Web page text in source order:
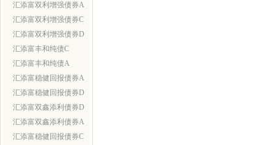
汇添富双利增强债券A
汇添富双利增强债券C
汇添富双利增强债券D
汇添富丰和纯债C
汇添富丰和纯债A
汇添富稳健回报债券A
汇添富稳健回报债券D
汇添富双鑫添利债券D
汇添富双鑫添利债券A
汇添富稳健回报债券C